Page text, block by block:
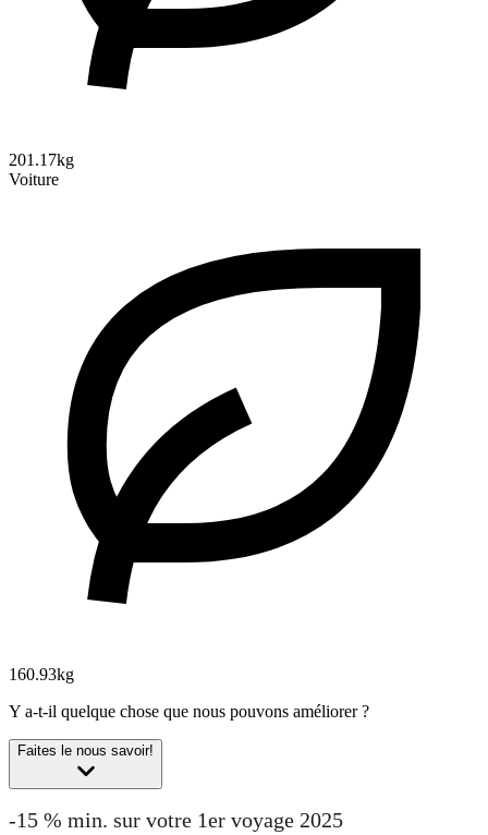
201.17kg
Voiture
160.93kg
Y a-t-il quelque chose que nous pouvons améliorer ?
Faites le nous savoir!
-15 % min. sur votre 1er voyage 2025